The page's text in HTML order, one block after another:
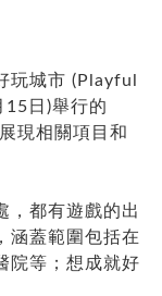
玩城市 (Playful
日)舉行的
現相關項目和
，都有遊戲的出
涵蓋範圍包括在
院等；想成就好